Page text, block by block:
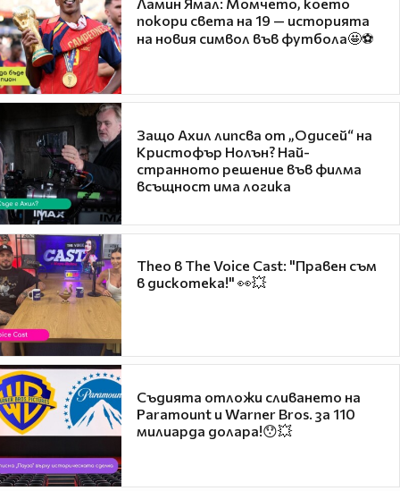
покори света на 19 — историята
на новия символ във футбола🤩⚽
Защо Ахил липсва от „Одисей“ на
Кристофър Нолън? Най-
странното решение във филма
всъщност има логика
Theo в The Voice Cast: "Правен съм
в дискотека!" 👀💥
Съдията отложи сливането на
Paramount и Warner Bros. за 110
милиарда долара!😯💥